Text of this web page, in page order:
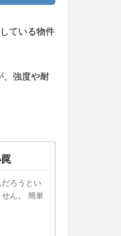
ている物件
、強度や耐
ろうとい
ん。 簡単